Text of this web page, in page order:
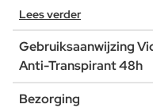
Lees verder
Gebruiksaanwijzing
Anti-Transpirant 48h
Bezorging